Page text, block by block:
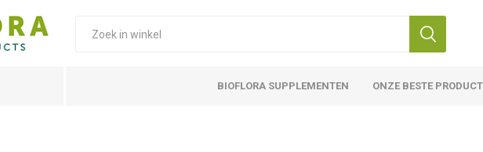
BIOFLORA SUPPLEMENTEN ONZE BESTE